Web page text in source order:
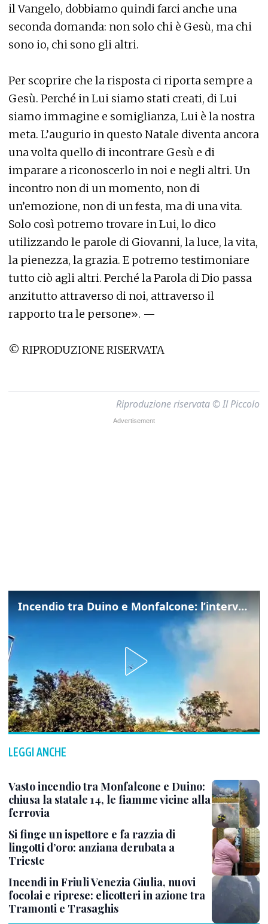
il Vangelo, dobbiamo quindi farci anche una
seconda domanda: non solo chi è Gesù, ma chi
sono io, chi sono gli altri.
Per scoprire che la risposta ci riporta sempre a
Gesù. Perché in Lui siamo stati creati, di Lui
siamo immagine e somiglianza, Lui è la nostra
meta. L’augurio in questo Natale diventa ancora
una volta quello di incontrare Gesù e di
imparare a riconoscerlo in noi e negli altri. Un
incontro non di un momento, non di
un’emozione, non di un festa, ma di una vita.
Solo così potremo trovare in Lui, lo dico
utilizzando le parole di Giovanni, la luce, la vita,
la pienezza, la grazia. E potremo testimoniare
tutto ciò agli altri. Perché la Parola di Dio passa
anzitutto attraverso di noi, attraverso il
rapporto tra le persone». —
© RIPRODUZIONE RISERVATA
Riproduzione riservata © Il Piccolo
Incendio tra Duino e Monfalcone: l’intervento dei vigili del fuoco
LEGGI ANCHE
Vasto incendio tra Monfalcone e Duino:
chiusa la statale 14, le fiamme vicine alla
ferrovia
Si finge un ispettore e fa razzia di
lingotti d’oro: anziana derubata a
Trieste
Incendi in Friuli Venezia Giulia, nuovi
focolai e riprese: elicotteri in azione tra
Tramonti e Trasaghis